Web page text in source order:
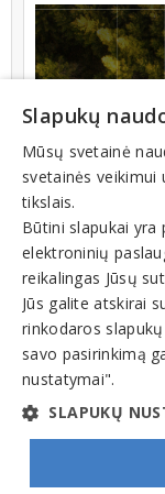
© INFOMINTA, UAB.
Slapukų
Mūsų svetainė
svetainės
tikslais.
Būtini slapukai
elektroninių
reikalingas Jūsų
Jūs galite atskirai
rinkodaros
savo pasirinkimą
nustatymai".
SLAPUKŲ